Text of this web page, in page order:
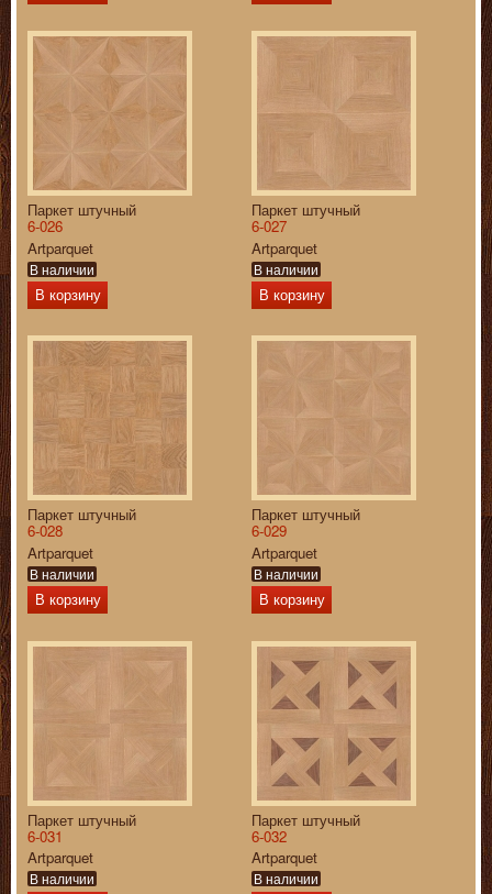
Паркет штучный
6-026
Artparquet
В наличии
В корзину
Паркет штучный
6-027
Artparquet
В наличии
В корзину
Паркет штучный
6-028
Artparquet
В наличии
В корзину
Паркет штучный
6-029
Artparquet
В наличии
В корзину
Паркет штучный
6-031
Artparquet
В наличии
Паркет штучный
6-032
Artparquet
В наличии